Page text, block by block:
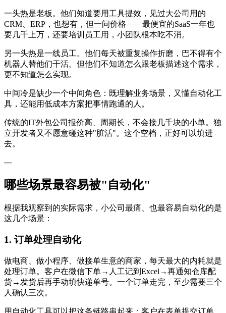
一头热是老板。他们知道要用工具提效，见过大公司用的
CRM、ERP，也想有，但一问价格——最便宜的SaaS一年也
要几千上万，还要培训员工用，小团队根本吃不消。
另一头热是一线员工。他们每天被重复操作折磨，巴不得有个
机器人替他们干活。但他们不知道怎么跟老板描述这个需求，
更不知道怎么实现。
中间冷是缺少一个中间角色：既理解业务场景，又懂自动化工
具，还能用低成本方案把事情跑通的人。
传统的IT外包公司报价高、周期长，不会接几千块的小单。独
立开发者又不愿意碰这种"脏活"。这个空档，正好可以填进
去。
---
哪些场景最容易被"自动化"
根据我观察到的实际需求，小公司最痛、也最容易自动化的是
这几个场景：
1. 订单处理自动化
做电商、做小程序、做接单生意的商家，每天最大的内耗就是
处理订单。客户在微信下单→人工记到Excel→再通知仓库配
货→发货后再手动填快递单号。一个订单走完，至少需要三个
人确认三次。
用自动化工具可以把这条链路串起来：客户在表单提交订单